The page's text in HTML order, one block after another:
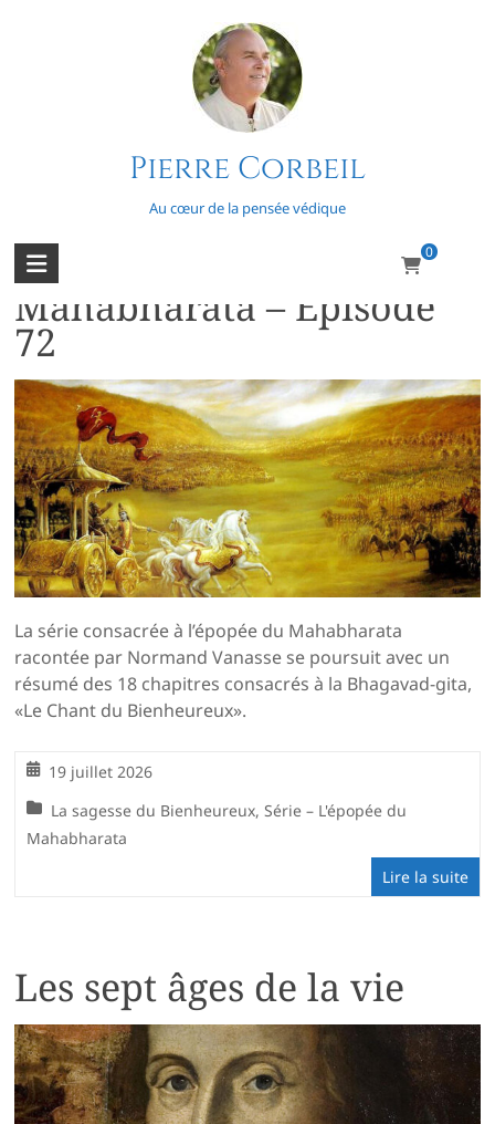
Pierre Corbeil
Au cœur de la pensée védique
0
L’épopée du
Mahabharata – Épisode
72
La série consacrée à l’épopée du Mahabharata
racontée par Normand Vanasse se poursuit avec un
résumé des 18 chapitres consacrés à la Bhagavad-gita,
«Le Chant du Bienheureux».
19 juillet 2026
La sagesse du Bienheureux, Série – L'épopée du
Mahabharata
Lire la suite
Les sept âges de la vie